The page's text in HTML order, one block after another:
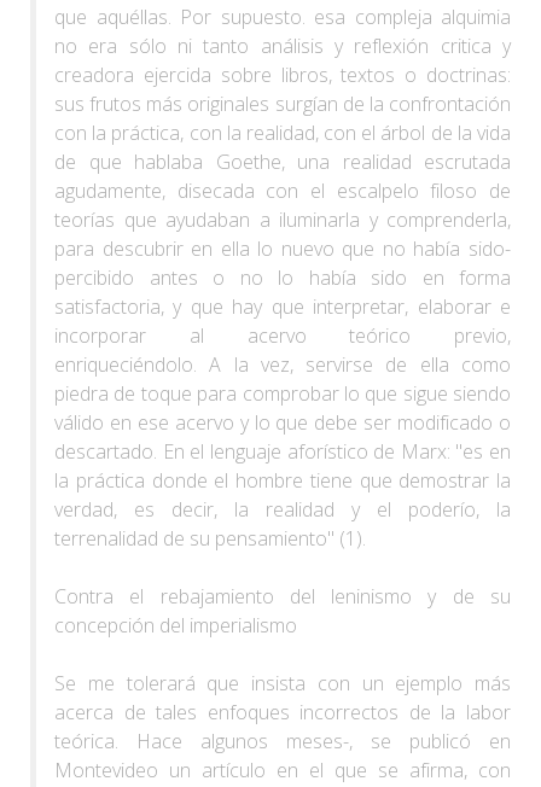
que aquéllas. Por supuesto. esa compleja alquimia
no era sólo ni tanto análisis y reflexión critica y
creadora ejercida sobre libros, textos o doctrinas:
sus frutos más originales surgían de la confrontación
con la práctica, con la realidad, con el árbol de la vida
de que hablaba Goethe, una realidad escrutada
agudamente, disecada con el escalpelo filoso de
teorías que ayudaban a iluminarla y comprenderla,
para descubrir en ella lo nuevo que no había sido-
percibido antes o no lo había sido en forma
satisfactoria, y que hay que interpretar, elaborar e
incorporar al acervo teórico previo,
enriqueciéndolo. A la vez, servirse de ella como
piedra de toque para comprobar lo que sigue siendo
válido en ese acervo y lo que debe ser modificado o
descartado. En el lenguaje aforístico de Marx: "es en
la práctica donde el hombre tiene que demostrar la
verdad, es decir, la realidad y el poderío, la
terrenalidad de su pensamiento" (1).
Contra el rebajamiento del leninismo y de su
concepción del imperialismo
Se me tolerará que insista con un ejemplo más
acerca de tales enfoques incorrectos de la labor
teórica. Hace algunos meses-, se publicó en
Montevideo un artículo en el que se afirma, con